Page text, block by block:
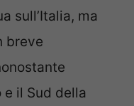
sull’Italia, ma
breve
il Sud della